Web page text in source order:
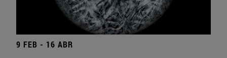
9 FEB - 16 ABR